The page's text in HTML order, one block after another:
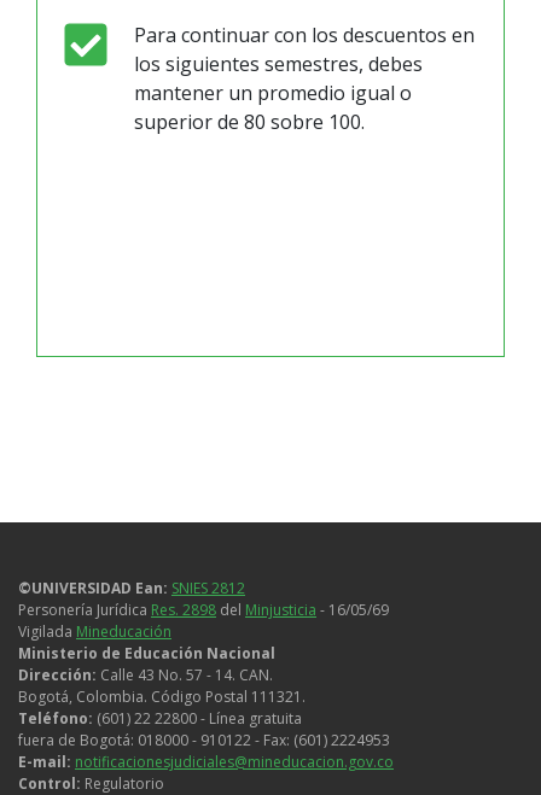
Para continuar con los descuentos en
los siguientes semestres, debes
mantener un promedio igual o
superior de 80 sobre 100.
©UNIVERSIDAD Ean: SNIES 2812
Personería Jurídica Res. 2898 del Minjusticia - 16/05/69
Vigilada Mineducación
Ministerio de Educación Nacional
Dirección: Calle 43 No. 57 - 14. CAN.
Bogotá, Colombia. Código Postal 111321.
Teléfono: (601) 22 22800 - Línea gratuita
fuera de Bogotá: 018000 - 910122 - Fax: (601) 2224953
E-mail: notificacionesjudiciales@mineducacion.gov.co
Control: Regulatorio